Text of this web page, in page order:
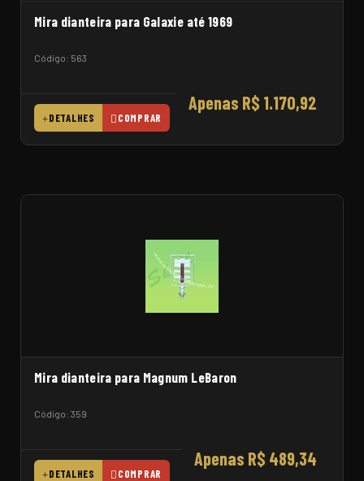
Mira dianteira para Galaxie até 1969
Código: 563
Apenas R$ 1.170,92
DETALHES COMPRAR
Mira dianteira para Magnum LeBaron
Código: 359
Apenas R$ 489,34
DETALHES COMPRAR